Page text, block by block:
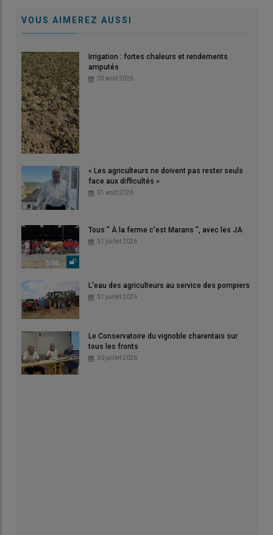
VOUS AIMEREZ AUSSI
Irrigation : fortes chaleurs et rendements
amputés
03 août 2026
« Les agriculteurs ne doivent pas rester seuls
face aux difficultés »
01 août 2026
Tous " À la ferme c'est Marans ", avec les JA
31 juillet 2026
L'eau des agriculteurs au service des pompiers
31 juillet 2026
Le Conservatoire du vignoble charentais sur
tous les fronts
30 juillet 2026